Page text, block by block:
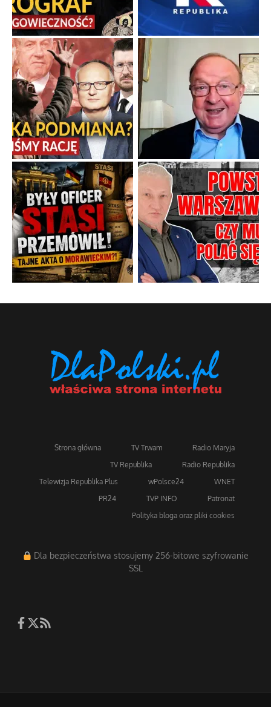
Strona główna TV Trwam
Radio Maryja
TV Republika
Radio Republika
Telewizja Republika Plus
wPolsce24
WNET
PR24
TVP INFO
Patronat
Polityka bloga oraz pliki cookies
Dla bezpieczeństwa stosujemy 256-bitowe szyfrowanie
SSL